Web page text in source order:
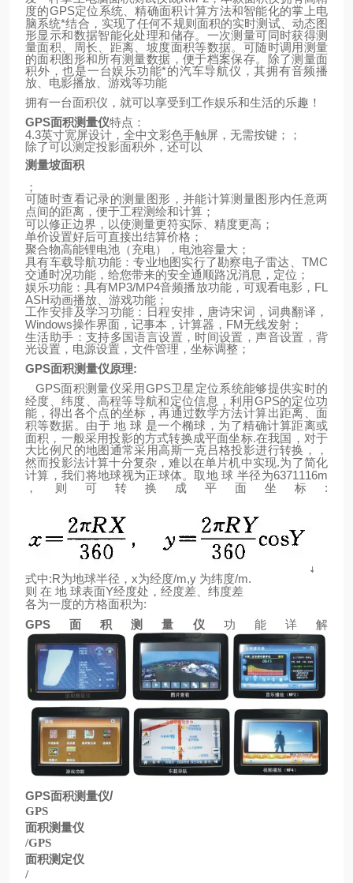
度的GPS定位系统、精确面积计算方法和智能化的掌上电
脑系统*结合，实现了任何不规则面积的实时测试、动态图
形显示和数据智能化处理和储存。一次测量可同时获得测
量面积、周长、距离、坡度面积等数据。可随时调用测量
的面积图形和所有测量数据，便于档案保存。除了测量面
积外，也是一台娱乐功能*的汽车导航仪，其拥有音频播
放、电影播放、游戏等功能
拥有一台面积仪，就可以享受到工作娱乐和生活的乐趣！
GPS面积测量仪特点：
4.3英寸宽屏设计，全中文彩色手触屏，无需按键；；
除了可以测定投影面积外，还可以
测量坡面积
；
可随时查看记录的测量图形，并能计算测量图形内任意两
点间的距离，便于工程测绘和计算；
可以修正边界，以使测量更符实际、精度更高；
单价设置好后可直接出结算价格；
聚合物高能锂电池（充电），电池容量大；
具有车载导航功能：专业地图实行了勘察电子雷达、 TMC
交通时况功能，给您带来的安全通顺路况消息，定位；
娱乐功能：具有MP3/MP4音频播放功能，可观看电影， FL
ASH动画播放、游戏功能；
工作安排及学习功能：日程安排，唐诗宋词，词典翻译，
Windows操作界面，记事本，计算器， FM无线发射；
生活助手：支持多国语言设置，时间设置，声音设置，背
光设置，电源设置，文件管理，坐标调整；
GPS面积测量仪原理:
GPS面积测量仪采用GPS卫星定位系统能够提供实时的
经度、纬度、高程等导航和定位信息，利用GPS的定位功
能，得出各个点的坐标，再通过数学方法计算出距离、面
积等数据。由于 地 球 是一个椭球，为了精确计算距离或
面积，一般采用投影的方式转换成平面坐标.在我国，对于
大比例尺的地图通常采用高斯一克吕格投影进行转换，，
然而投影法计算十分复杂，难以在单片机中实现.为了简化
计算，我们将地球视为正球体。取地 球 半径为6371116m
，则可转换成平面坐标 :
式中:R为地球半径， x为经度/m,y 为纬度/m.
则 在 地 球表面Y经度处，经度差、纬度差
各为一度的方格面积为:
GPS 面积测量仪 功能详解
GPS面积测量仪/
GPS
面积测量仪
/GPS
面积测定仪
/